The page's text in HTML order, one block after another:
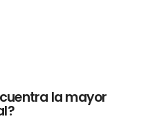
la mayor